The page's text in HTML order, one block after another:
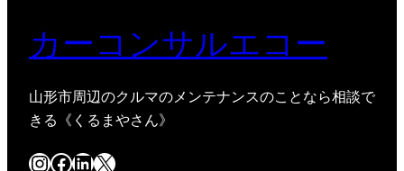
カーコンサルエコー
山形市周辺のクルマのメンテナンスのことなら相談で
きる《くるまやさん》
InstagramFacebook LinkedIn X